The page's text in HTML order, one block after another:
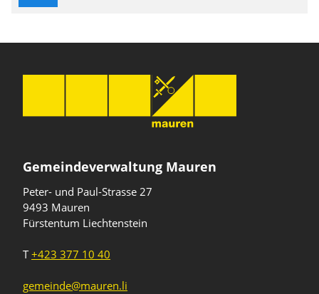
Gemeindeverwaltung Mauren
Peter- und Paul-Strasse 27
9493 Mauren
Fürstentum Liechtenstein
T+423 377 10 40
gemeinde@mauren.li